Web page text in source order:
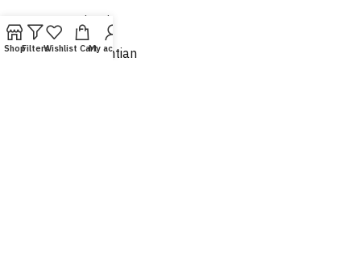
Privasi
Penggantian
ShopFiltersWishlist CartMy account